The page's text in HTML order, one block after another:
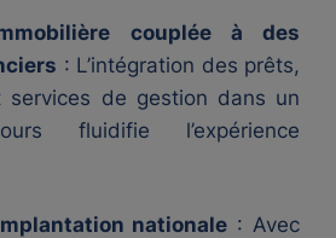
couplée à des
: L’intégration des prêts,
services de gestion dans un
fluidifie l’expérience
nationale : Avec